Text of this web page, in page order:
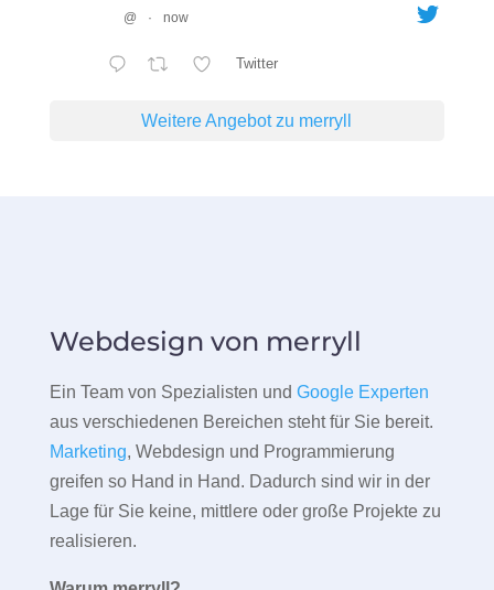
@ · now
Twitter
Weitere Angebot zu merryll
Webdesign von merryll
Ein Team von Spezialisten und Google Experten
aus verschiedenen Bereichen steht für Sie bereit.
Marketing, Webdesign und Programmierung
greifen so Hand in Hand. Dadurch sind wir in der
Lage für Sie keine, mittlere oder große Projekte zu
realisieren.